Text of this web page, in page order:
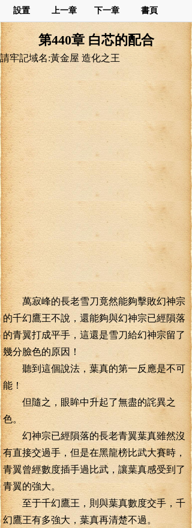
設置 上一章 下一章 書頁
第440章 白芯的配合
請牢記域名:黃金屋 造化之王
萬寂峰的長老雪刀竟然能夠擊敗幻神宗
的千幻鷹王不說，還能夠與幻神宗已經隕落
的青翼打成平手，這還是雪刀給幻神宗留了
幾分臉色的原因！
聽到這個說法，葉真的第一反應是不可
能！
但隨之，眼眸中升起了無盡的詫異之
色。
幻神宗已經隕落的長老青翼葉真雖然沒
有直接交過手，但是在黑龍榜比武大賽時，
青翼曾經數度插手過比武，讓葉真感受到了
青翼的強大。
至于千幻鷹王，則與葉真數度交手，千
幻鷹王有多強大，葉真再清楚不過。